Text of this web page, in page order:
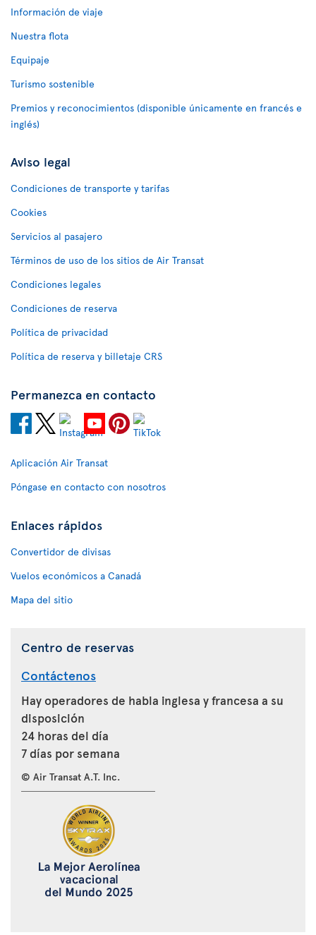
Información de viaje
Nuestra flota
Equipaje
Turismo sostenible
Premios y reconocimientos (disponible únicamente en francés e
inglés)
Aviso legal
Condiciones de transporte y tarifas
Cookies
Servicios al pasajero
Términos de uso de los sitios de Air Transat
Condiciones legales
Condiciones de reserva
Política de privacidad
Política de reserva y billetaje CRS
Permanezca en contacto
Aplicación Air Transat
Póngase en contacto con nosotros
Enlaces rápidos
Convertidor de divisas
Vuelos económicos a Canadá
Mapa del sitio
Centro de reservas
Contáctenos
Hay operadores de habla inglesa y francesa a su
disposición
24 horas del día
7 días por semana
© Air Transat A.T. Inc.